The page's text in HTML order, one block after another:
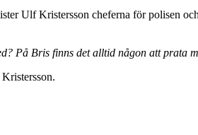
Ulf Kristersson cheferna för polisen
På Bris finns det alltid någon att prata